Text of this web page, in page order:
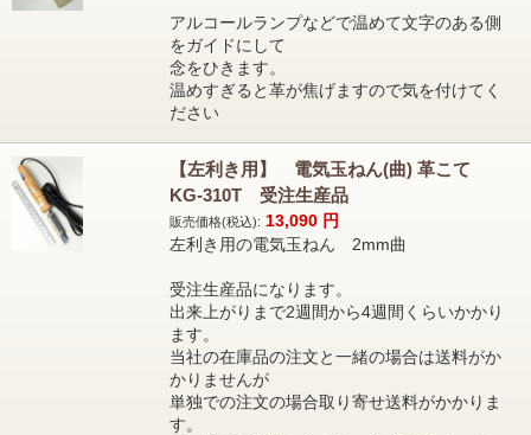
アルコールランプなどで温めて文字のある側
をガイドにして
念をひきます。
温めすぎると革が焦げますので気を付けてく
ださい
【左利き用】 電気玉ねん(曲) 革こて
KG-310T 受注生産品
販売価格(税込): 13,090 円
左利き用の電気玉ねん 2mm曲
受注生産品になります。
出来上がりまで2週間から4週間くらいかかり
ます。
当社の在庫品の注文と一緒の場合は送料がか
かりませんが
単独での注文の場合取り寄せ送料がかかりま
す。